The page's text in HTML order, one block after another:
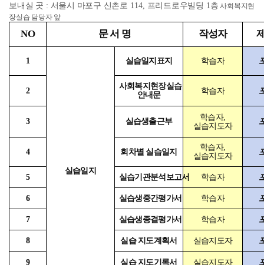
보내실 곳 : 서울시 마포구 신촌로 114, 프리드로우빌딩 1층 사회복지현
장실습 담당자 앞
NO 문 서 명 작성자
1
실습일지
실습일지표지 학습자
2
사회복지현장실습
안내문
학습자
3 실습생출근부 학습자,
실습지도자
4 회차별 실습일지
학습자,
실습지도자
5 실습기관분석보고서 학습자
6 실습생중간평가서 학습자
7 실습생종결평가서 학습자
8 실습 지도계획서 실습지도자
9 실습 지도기록서 실습지도자